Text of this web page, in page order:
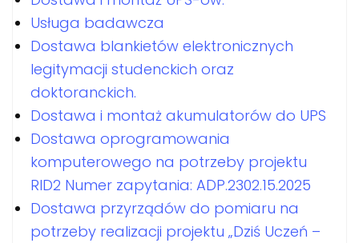
Usługa badawcza
Dostawa blankietów elektronicznych
legitymacji studenckich oraz
doktoranckich.
Dostawa i montaż akumulatorów do UPS
Dostawa oprogramowania
komputerowego na potrzeby projektu
RID2 Numer zapytania: ADP.2302.15.2025
Dostawa przyrządów do pomiaru na
potrzeby realizacji projektu „Dziś Uczeń –